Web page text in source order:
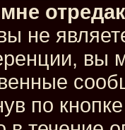
не
вы
по кнопке